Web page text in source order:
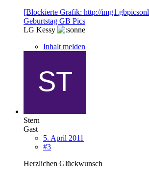
[Blockierte Grafik: http://
Geburtstag GB Pics
LG Kessy
Inhalt melden
Stern
Gast
5. April 2011
#3
Herzlichen Glückwunsch